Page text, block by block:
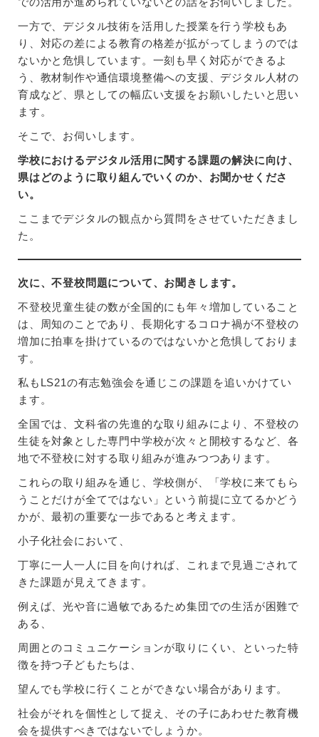
一方で、デジタル技術を活用した授業を行う学校もあ
り、対応の差による教育の格差が拡がってしまうのでは
ないかと危惧しています。一刻も早く対応ができるよ
う、教材制作や通信環境整備への支援、デジタル人材の
育成など、県としての幅広い支援をお願いしたいと思い
ます。
そこで、お伺いします。
学校におけるデジタル活用に関する課題の解決に向け、
県はどのように取り組んでいくのか、お聞かせくださ
い。
ここまでデジタルの観点から質問をさせていただきまし
た。
次に、不登校問題について、お聞きします。
不登校児童生徒の数が全国的にも年々増加していること
は、周知のことであり、長期化するコロナ禍が不登校の
増加に拍車を掛けているのではないかと危惧しておりま
す。
私もLS21の有志勉強会を通じこの課題を追いかけてい
ます。
全国では、文科省の先進的な取り組みにより、不登校の
生徒を対象とした専門中学校が次々と開校するなど、各
地で不登校に対する取り組みが進みつつあります。
これらの取り組みを通じ、学校側が、「学校に来てもら
うことだけが全てではない」という前提に立てるかどう
かが、最初の重要な一歩であると考えます。
小子化社会において、
丁寧に一人一人に目を向ければ、これまで見過ごされて
きた課題が見えてきます。
例えば、光や音に過敏であるため集団での生活が困難で
ある、
周囲とのコミュニケーションが取りにくい、といった特
徴を持つ子どもたちは、
望んでも学校に行くことができない場合があります。
社会がそれを個性として捉え、その子にあわせた教育機
会を提供すべきではないでしょうか。